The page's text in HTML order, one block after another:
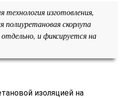
изготовления,
полиуретановая скорлупа
и фиксируется на
изоляцией на